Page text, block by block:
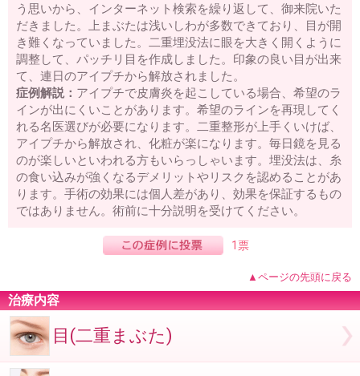
う思いから、インターネット検索を繰り返して、御来院いた
だきました。上まぶたは浅いしわが多数できており、目が開
き難くなっていました。二重埋没法に眼を大きく開くように
調整して、パッチリ目を作成しました。印象の良い目が出来
て、連日のアイプチから解放されました。
症例解説： アイプチで皮膚炎を起こしている場合、希望のラ
インが出にくいことがあります。希望のラインを再現してく
れる名医選びが必要になります。二重整形が上手くいけば、
アイプチから解放され、化粧が楽になります。毎日鏡を見る
のが楽しいといわれる方もいらっしゃいます。埋没法は、糸
の食い込みが強くなるデメリットやリスクを認めることがあ
ります。手術の効果には個人差があり、効果を保証するもの
ではありません。術前に十分説明を受けてください。
1票
▲ページの先頭に戻る
治療内容
目(二重まぶた)